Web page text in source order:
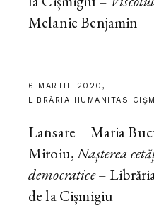
Melanie Benjamin
6 MARTIE 2020,
LIBRĂRIA HUMANITAS
Lansare – Maria
Miroiu,Nașterea
democratice–
de la Cișmigiu